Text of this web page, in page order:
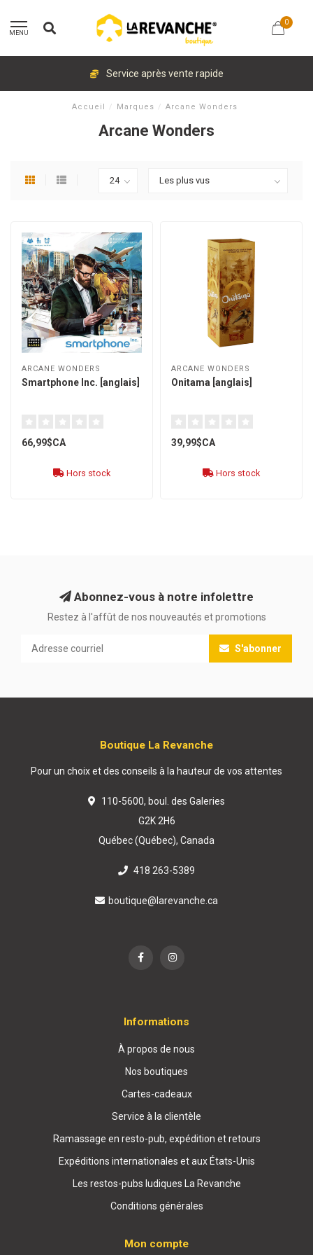
MENU
0
Service après vente rapide
Accueil / Marques / Arcane Wonders
Arcane Wonders
ARCANE WONDERS
Smartphone Inc. [anglais]
66,99$CA
Hors stock
ARCANE WONDERS
Onitama [anglais]
39,99$CA
Hors stock
Abonnez-vous à notre infolettre
Restez à l'affût de nos nouveautés et promotions
S'abonner
Boutique La Revanche
Pour un choix et des conseils à la hauteur de vos attentes
110-5600, boul. des Galeries
G2K 2H6
Québec (Québec), Canada
418 263-5389
boutique@larevanche.ca
Informations
À propos de nous
Nos boutiques
Cartes-cadeaux
Service à la clientèle
Ramassage en resto-pub, expédition et retours
Expéditions internationales et aux États-Unis
Les restos-pubs ludiques La Revanche
Conditions générales
Mon compte